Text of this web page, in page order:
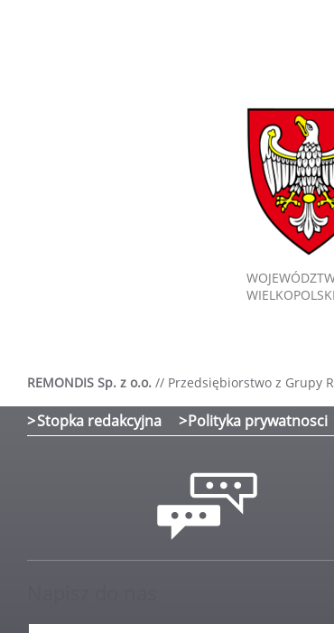
REMONDIS Sp. z o.o. // Przedsiębiorstwo z Grupy
Stopka redakcyjna Polityka prywatnosci